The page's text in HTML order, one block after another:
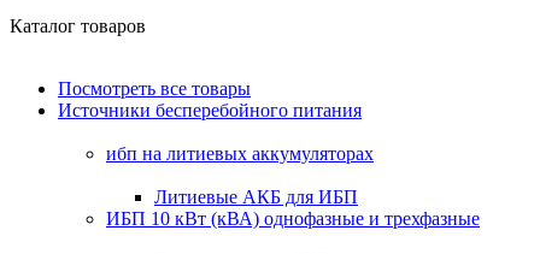
Каталог товаров
Посмотреть все товары
Источники бесперебойного питания
ибп на литиевых аккумуляторах
Литиевые АКБ для ИБП
ИБП 10 кВт (кВА) однофазные и трехфазные